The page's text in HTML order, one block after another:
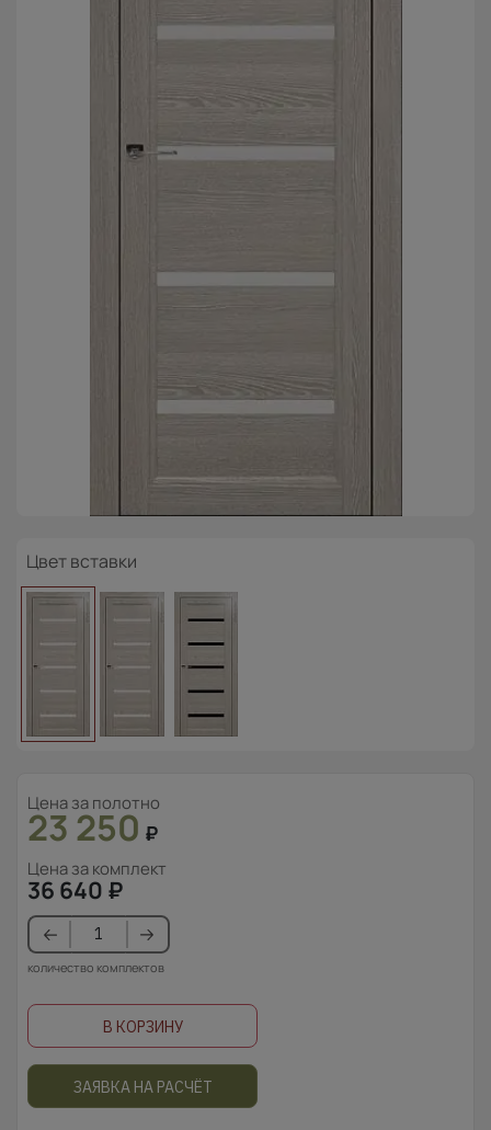
Цвет вставки
Цена за полотно
23 250 ₽
Цена за комплект
36 640 ₽
количество комплектов
В КОРЗИНУ
ЗАЯВКА НА РАСЧЁТ